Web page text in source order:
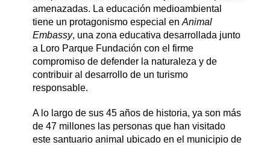
amenazadas. La educación medioambiental
tiene un protagonismo especial enAnimal
Embassy, una zona educativa desarrollada junto
a Loro Parque Fundación con el firme
compromiso de defender la naturaleza y de
contribuir al desarrollo de un turismo
responsable.
A lo largo de sus 45 años de historia, ya son más
de 47 millones las personas que han visitado
este santuario animal ubicado en el municipio de